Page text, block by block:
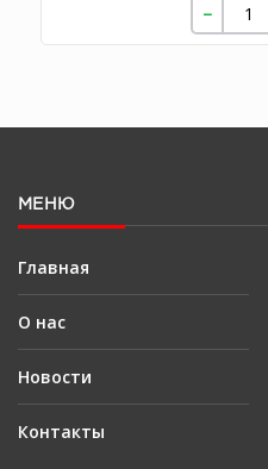
МЕНЮ
Главная
О нас
Новости
Контакты